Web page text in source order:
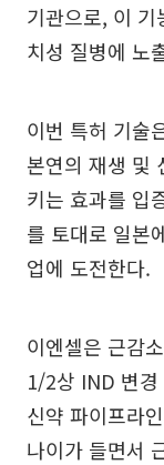
기관으로, 이
치성 질병에 노
이번 특허 기술
본연의 재생 및
키는 효과를 입
를 토대로 일본
업에 도전한다.
이엔셀은 근감
1/2상 IND 변경
신약 파이프라
나이가 들면서